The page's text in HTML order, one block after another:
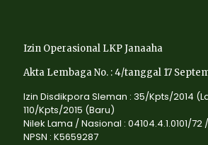
Izin Operasional LKP Janaaha
Akta Lembaga No. : 4/tanggal 17
Izin Disdikpora Sleman : 35/Kpts/2014
110/Kpts/2015 (Baru)
Nilek Lama / Nasional : 04104.4.1.0101/72 /
NPSN : K5659287